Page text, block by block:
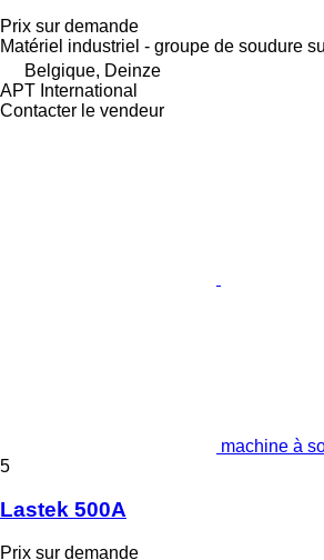
Prix sur demande
Matériel industriel - groupe de soudure
Belgique, Deinze
APT International
Contacter le vendeur
machine à
5
Lastek 500A
Prix sur demande